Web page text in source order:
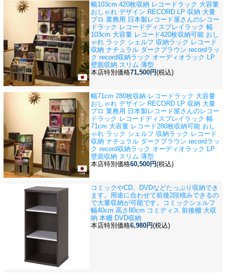
幅103cm 420枚収納 レコードラック 大容量
おしゃれ デザイン RECORD LP 収納 大量
プロ 業務用 日本製 レコード屋さんのレコー
ドラック レコードディスプレイラック 幅
103cm 大容量 レコード420枚収納可能 おし
ゃれ ラック シェルフ 収納ラック レコード
収納 ナチュラル ダークブラウン recordラッ
ク record収納ラック オーディオラック LP
壁面収納 スリム 薄型
本店特別価格71,500円(税込)
幅71cm 280枚収納 レコードラック 大容量
おしゃれ デザイン RECORD LP 収納 大量
プロ 業務用 日本製 レコード屋さんのレコー
ドラック レコードディスプレイラック 幅
71cm 大容量 レコード280枚収納可能 おし
ゃれ ラック シェルフ 収納ラック レコード
収納 ナチュラル ダークブラウン recordラッ
ク record収納ラック オーディオラック LP
壁面収納 スリム 薄型
本店特別価格60,500円(税込)
コミックやCD、DVDなどたっぷり収納でき
ます。用途に合わせて前後2段積みできるの
で大量収納が可能です。
コミックシェルフ
幅40cm 高さ80cm コミディス 前後棚 大収
納 本棚 DVD収納
本店特別価格6,980円(税込)